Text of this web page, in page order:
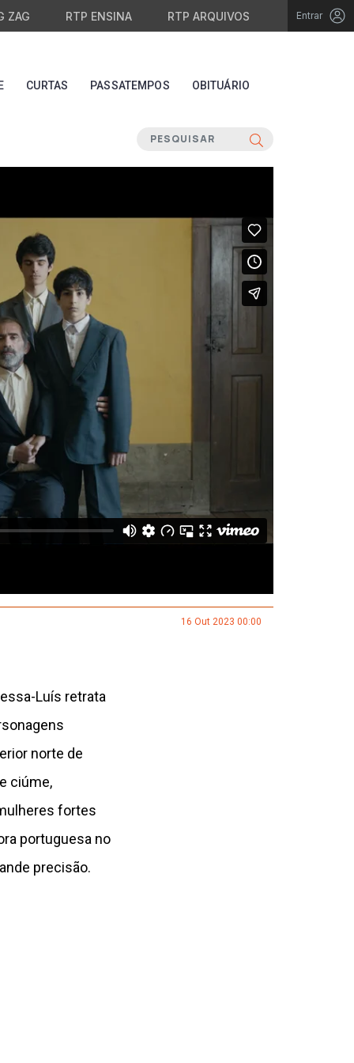
ZAG RTP ENSINA RTP ARQUIVOS Entrar
CURTAS PASSATEMPOS OBITUÁRIO
16 Out 2023 00:00
Luís retrata
norte de
ciúme,
fortes
portuguesa no
precisão.